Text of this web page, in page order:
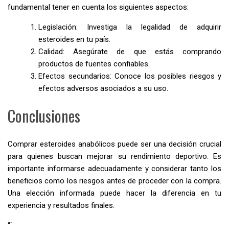
fundamental tener en cuenta los siguientes aspectos:
Legislación: Investiga la legalidad de adquirir
esteroides en tu país.
Calidad: Asegúrate de que estás comprando
productos de fuentes confiables.
Efectos secundarios: Conoce los posibles riesgos y
efectos adversos asociados a su uso.
Conclusiones
Comprar esteroides anabólicos puede ser una decisión crucial
para quienes buscan mejorar su rendimiento deportivo. Es
importante informarse adecuadamente y considerar tanto los
beneficios como los riesgos antes de proceder con la compra.
Una elección informada puede hacer la diferencia en tu
experiencia y resultados finales.
“`